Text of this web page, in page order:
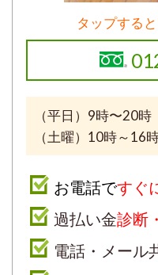
タップする
（平日）9時〜20時
（土曜）10時～16
お電話ですぐ
過払い金診断
電話・メール